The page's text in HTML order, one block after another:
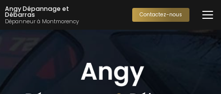
Aller
au
contenu
Angy Dépannage et
Débarras
Dépanneur à Montmorency
Contactez-nous